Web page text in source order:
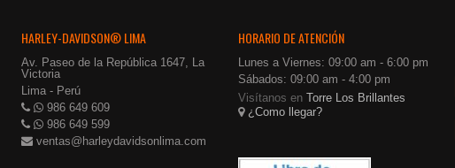
HARLEY-DAVIDSON® LIMA
Av. Paseo de la República 1647, La
Victoria
Lima - Perú
986 649 609
986 649 599
ventas@harleydavidsonlima.com
HORARIO DE ATENCIÓN
Lunes a Viernes: 09:00 am - 6:00 pm
Sábados: 09:00 am - 4:00 pm
Visítanos en Torre Los Brillantes
¿Como llegar?